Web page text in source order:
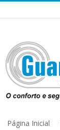
Página Inicial